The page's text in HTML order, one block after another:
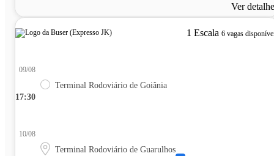
Ver
1 Escala 6 vagas
17:30
09/08
Terminal Rodoviário de Goiânia
10/08
Terminal Rodoviário de Guarulhos